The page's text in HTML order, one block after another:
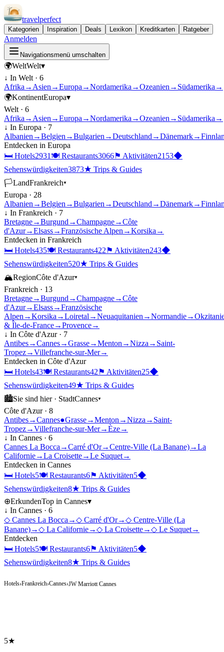
travelperfect
Kategorien Inspiration Deals Lexikon Kreditkarten Ratgeber
Anmelden
Navigationsmenü umschalten
🌍WeltWelt▾
↓ In Welt · 6
Afrika → Asien →Europa →Nordamerika →Ozeanien → Südamerika →
🌍KontinentEuropa▾
Welt · 6
Afrika → Asien →Europa →Nordamerika →Ozeanien → Südamerika →
↓ In Europa · 7
Albanien →Belgien →Bulgarien →Deutschland →Dänemark→
Entdecken in Europa
🛏 Hotels2931 🍽 Restaurants3066⚑ Aktivitäten2153◆
Sehenswürdigkeiten3873★ Trips & Guides
🏳LandFrankreich▾
Europa · 28
Albanien →Belgien →Bulgarien →Deutschland →Dänemark→
↓ In Frankreich · 7
Bretagne→Burgund →Champagne→Côte
d'Azur→Elsass→Französische Alpen →Korsika →
Entdecken in Frankreich
🛏 Hotels435🍽 Restaurants422⚑ Aktivitäten243◆
Sehenswürdigkeiten520★ Trips & Guides
🏔RegionCôte d'Azur▾
Frankreich · 13
Bretagne→Burgund →Champagne→Côte
d'Azur→Elsass→Französische
Alpen →Korsika →Loiretal →Neuaquitanien →Normandie→
& Île-de-France→Provence→
↓ In Côte d'Azur· 7
Antibes→Cannes→Grasse→Menton →Nizza → Saint-
Tropez→Villefranche-sur-Mer→
Entdecken in Côte d'Azur
🛏 Hotels43🍽 Restaurants42⚑ Aktivitäten25◆
Sehenswürdigkeiten49★ Trips & Guides
🏙Sie sind hier · StadtCannes▾
Côte d'Azur· 8
Antibes→Cannes●Grasse→Menton →Nizza → Saint-
Tropez→Villefranche-sur-Mer→Èze→
↓ In Cannes · 6
Cannes La Bocca →Carré d'Or→Centre-Ville (La Banane)→La
Californie→La Croisette→Le Suquet→
Entdecken in Cannes
🛏 Hotels5🍽 Restaurants6⚑ Aktivitäten5◆
Sehenswürdigkeiten8★ Trips & Guides
⊕ErkundenTop in Cannes▾
↓ In Cannes · 6
◇ Cannes La Bocca →◇ Carré d'Or→◇ Centre-Ville (La
Banane)→◇ La Californie→◇ La Croisette→◇ Le Suquet→
Entdecken
🛏 Hotels5🍽 Restaurants6⚑ Aktivitäten5◆
Sehenswürdigkeiten8★ Trips & Guides
Hotels›Frankreich›Cannes›JW Marriott Cannes
5★